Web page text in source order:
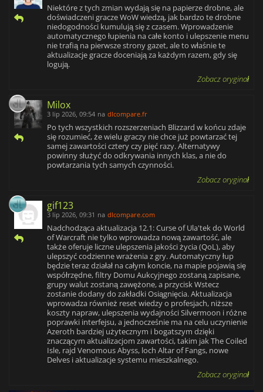
Niektóre z tych zmian wydają się na papierze drobne, ale
doświadczeni gracze WoW wiedzą, jak bardzo te drobne
niedogodności kumulują się z czasem. Wprowadzenie
automatycznego łupienia na całe konto i ulepszenie menu
nie trafią na pierwsze strony gazet, ale to właśnie te
aktualizacje gracze doceniają za każdym razem, gdy się
logują.
Zobacz oryginał
Milox
3 lip 2026, 09:54 na dlcompare.fr
Po tych wszystkich rozszerzeniach Blizzard w końcu zdaje
się rozumieć, że wielu graczy nie chce już powtarzać tej
samej zawartości cztery czy pięć razy. Alternatywy
powinny służyć do odkrywania innych klas, a nie do
powtarzania tych samych czynności.
Zobacz oryginał
gif123
3 lip 2026, 09:31 na dlcompare.com
Nadchodząca aktualizacja 12.1: Curse of Ula'tek do World
of Warcraft nie tylko wprowadza nową zawartość, ale
także oferuje liczne ulepszenia jakości życia (QoL), aby
ulepszyć codzienne wrażenia z gry. Automatyczny łup
będzie teraz działał na całym koncie, na mapie pojawią się
współrzędne, filtry Domu Aukcyjnego zostaną zapisane,
grupy walut zostaną zawężone, a przycisk Wstecz
zostanie dodany do zakładki Osiągnięcia. Aktualizacja
wprowadza również reset wiedzy o profesjach, niższe
koszty napraw, ulepszenia wydajności Silvermoon i różne
poprawki interfejsu, a jednocześnie ma na celu uczynienie
Azeroth bardziej użytecznym i bogatszym dzięki
znaczącym aktualizacjom zawartości, takim jak The Coiled
Isle, rajd Venomous Abyss, loch Altar of Fangs, nowe
Delves i aktualizacje systemu mieszkalnego.
Zobacz oryginał